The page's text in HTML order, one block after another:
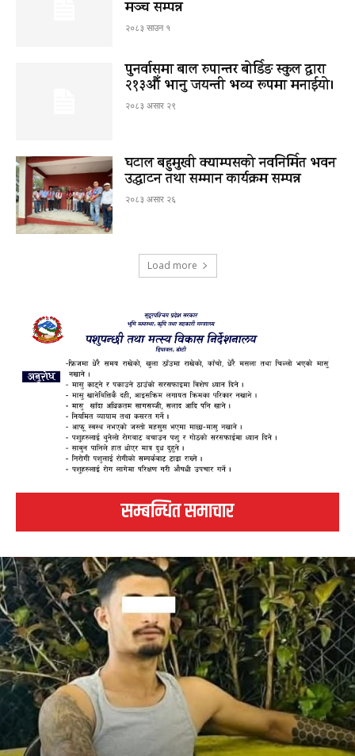
मञ्च सम्पन्न
२०८३ साउन १
पुनर्वासमा बाल रुपान्तर बोर्डिङ स्कुल द्धारा
२१३औँ भानु जयन्ती भव्य रूपमा मनाईयो।
२०८३ असार २९
घटाल बहुमुखी क्याम्पसको नवनिर्मित भवन
उद्घाटन तथा सम्मान कार्यक्रम सम्पन्न
२०८३ असार २६
Load more
सम्बन्धित समाचार